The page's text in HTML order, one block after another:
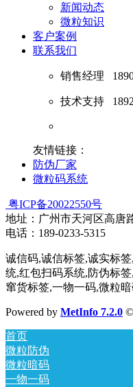
新闻动态
微粒知识
客户案例
联系我们
销售经理
技术支持
友情链接：
防伪厂家
微粒码系统
粤ICP备20022550号
地址：广州市天河区高唐
电话：189-0233-5315
诚信码,诚信标签,诚实标
统,红包扫码系统,防伪标
窜货标签,一物一码,微粒
Powered by MetInfo 7.2.0
首页
微粒防伪
微粒暗码
一物一码